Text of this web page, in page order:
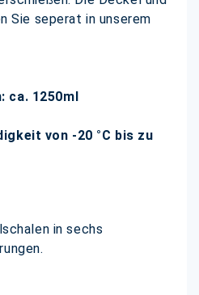
Sie seperat in unserem
ca. 1250ml
von -20 °C bis zu
in sechs